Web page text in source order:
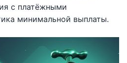
с платёжными
минимальной выплаты.